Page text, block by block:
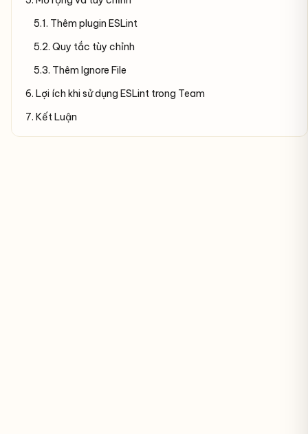
5.1. Thêm plugin ESLint
5.2. Quy tắc tùy chỉnh
5.3. Thêm Ignore File
6. Lợi ích khi sử dụng ESLint trong Team
7. Kết Luận